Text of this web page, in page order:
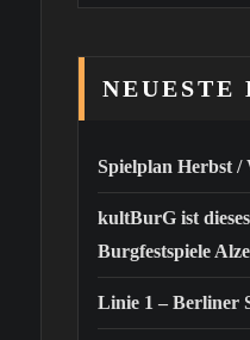
NEUESTE
Spielplan Herbst /
kultBurG ist
Burgfestspiele
Linie 1 – Berliner